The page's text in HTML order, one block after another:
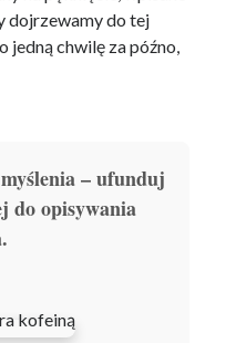
dojrzewamy do tej
jedną chwilę za późno,
– ufunduj
do opisywania